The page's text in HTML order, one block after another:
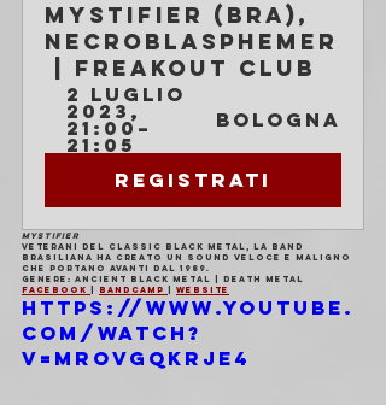
Mystifier (BRA),
Necroblasphemer
| Freakout Club
2 luglio
2023,
21:00–
21:05
Bologna
Registrati
MYSTIFIER
Veterani del classic black metal, la band
brasiliana ha creato un sound veloce e maligno
che portano avanti dal 1989.
Genere: ancient black metal | death metal
Facebook
Bandcamp Website
https://www.youtube.
com/watch?
v=MroVGqKrJe4